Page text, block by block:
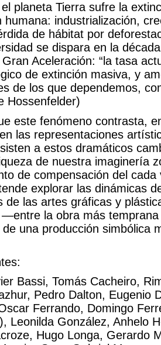
planeta Tierra sufre la
humana: industrialización,
de hábitat por
se dispara en la
Aceleración: “la tasa
de extinción masiva, y
de los que dependemos,
Hossenfelder)
este fenómeno contrasta,
las representaciones
a estos dramáticos
de nuestra imaginería
de compensación del
explorar las dinámicas
de las artes gráficas y
la obra más
de una producción simbólica
Bassi, Tomás Cacheiro,
Pedro Dalton, Eugenio
Ferrando, Domingo
Leonilda González, Anhelo
Hugo Longa, Gerardo